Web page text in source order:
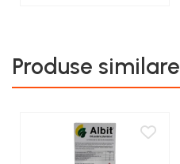
Produse similare